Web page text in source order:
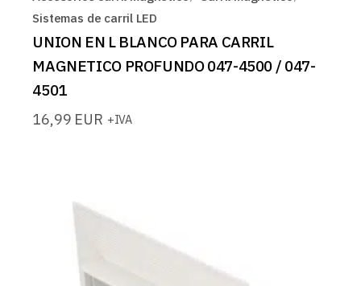
Sistemas de carril LED
UNION EN L BLANCO PARA CARRIL
MAGNETICO PROFUNDO 047-4500 / 047-
4501
16,99 EUR +IVA